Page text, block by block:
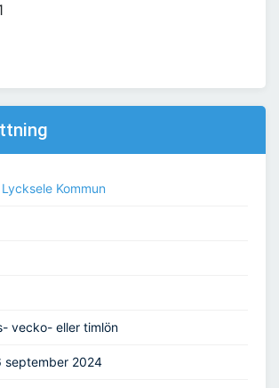
Lycksele Kommun
vecko- eller timlön
september 2024